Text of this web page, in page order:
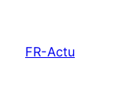
contenu
FR-Actu